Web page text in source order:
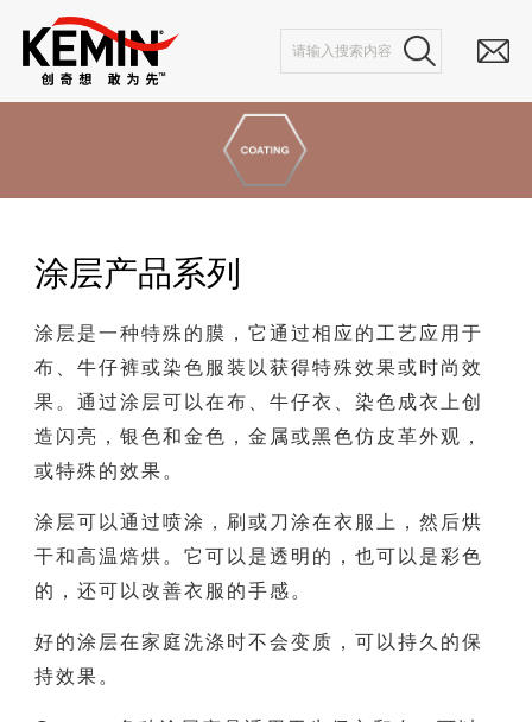
涂层产品系列
涂层是一种特殊的膜，它通过相应的工艺应用于
布、牛仔裤或染色服装以获得特殊效果或时尚效
果。通过涂层可以在布、牛仔衣、染色成衣上创
造闪亮，银色和金色，金属或黑色仿皮革外观，
或特殊的效果。
涂层可以通过喷涂，刷或刀涂在衣服上，然后烘
干和高温焙烘。它可以是透明的，也可以是彩色
的，还可以改善衣服的手感。
好的涂层在家庭洗涤时不会变质，可以持久的保
持效果。